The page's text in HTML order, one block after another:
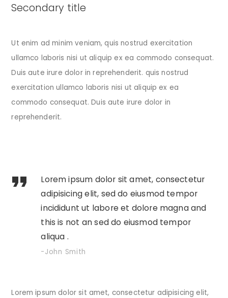
Secondary title
Ut enim ad minim veniam, quis nostrud exercitation
ullamco laboris nisi ut aliquip ex ea commodo consequat.
Duis aute irure dolor in reprehenderit. quis nostrud
exercitation ullamco laboris nisi ut aliquip ex ea
commodo consequat. Duis aute irure dolor in
reprehenderit.
Lorem ipsum dolor sit amet, consectetur
adipisicing elit, sed do eiusmod tempor
incididunt ut labore et dolore magna and
this is not an sed do eiusmod tempor
aliqua .
John Smith
Lorem ipsum dolor sit amet, consectetur adipisicing elit,